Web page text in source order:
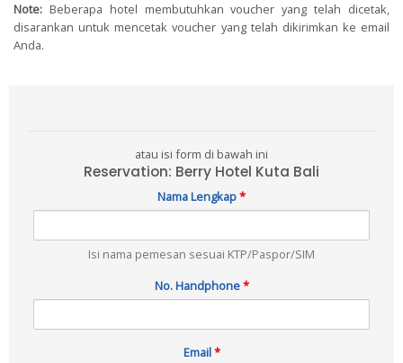
Note: Beberapa hotel membutuhkan voucher yang telah dicetak,
disarankan untuk mencetak voucher yang telah dikirimkan ke email
Anda.
atau isi form di bawah ini
Reservation: Berry Hotel Kuta Bali
Nama Lengkap*
Isi nama pemesan sesuai KTP/Paspor/SIM
No. Handphone*
Email*